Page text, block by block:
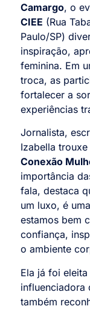
Camargo, o
CIEE (Rua
Paulo/SP)
inspiração,
feminina. Em
troca, as
fortalecer a
experiências
Jornalista,
Izabella
Conexão
importância
fala, destaca
um luxo, é
estamos bem
confiança,
o ambiente
Ela já foi
influenciadora
também